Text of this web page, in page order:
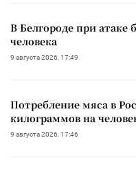
В Белгороде при атаке
человека
9 августа 2026, 17:49
Потребление мяса в
килограммов на
9 августа 2026, 17:46